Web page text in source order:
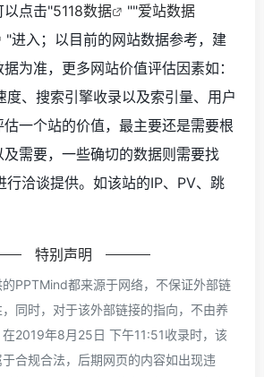
以点击"5118数据 ""爱站数据
"进入；以目前的网站数据参考，建
为准，更多网站价值评估因素如：
度、搜索引擎收录以及索引量、用户
一个站的价值，最主要还是需要根
需要，一些确切的数据则需要找
行洽谈提供。如该站的IP、PV、跳
特别声明
PPTMind都来源于网络，不保证外部链
同时，对于该外部链接的指向，不由养
2019年8月25日 下午11:51收录时，该
合规合法，后期网页的内容如出现违